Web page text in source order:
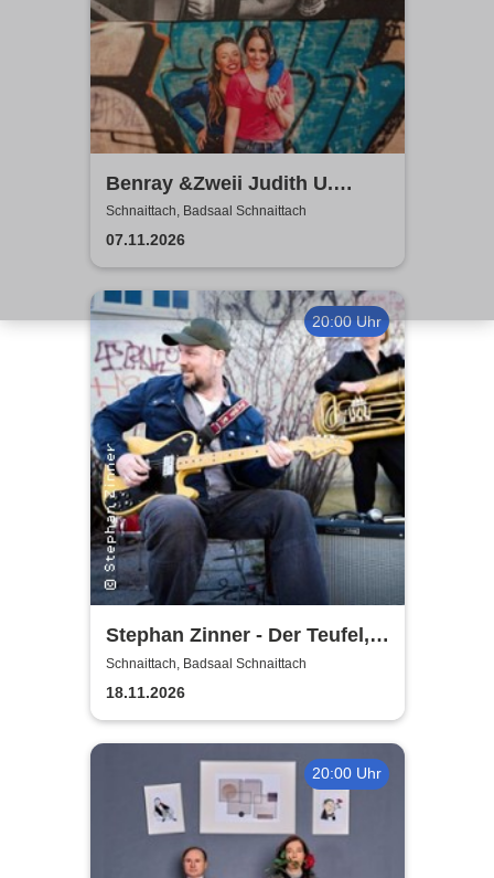
Benray &Zweii Judith U.
Miriam Geissler | Tradition,
Schlager und Pop
Schnaittach, Badsaal Schnaittach
07.11.2026
20:00 Uhr
Stephan Zinner - Der Teufel,
das Mädchen, der Blues und
ich
Schnaittach, Badsaal Schnaittach
18.11.2026
20:00 Uhr